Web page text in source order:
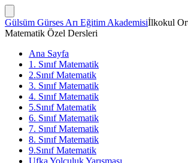
İçeriğe
atla
Arama
Çubuğunu
Göster/Gizle
Gülsüm Gürses Arı Eğitim Akademisiİlkokul
Matematik Özel Dersleri
Ana Sayfa
1. Sınıf Matematik
2.Sınıf Matematik
3. Sınıf Matematik
4. Sınıf Matematik
5.Sınıf Matematik
6. Sınıf Matematik
7. Sınıf Matematik
8. Sınıf Matematik
9.Sınıf Matematik
Ufka Yolculuk Yarışması